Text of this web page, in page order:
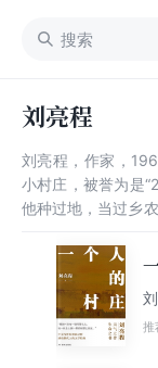
刘亮程
刘亮程，作家，
小村庄，被誉为是
他种过地，当过乡
阳》，散文集《
2019年1月22日，
年度佳作”第8名。
推